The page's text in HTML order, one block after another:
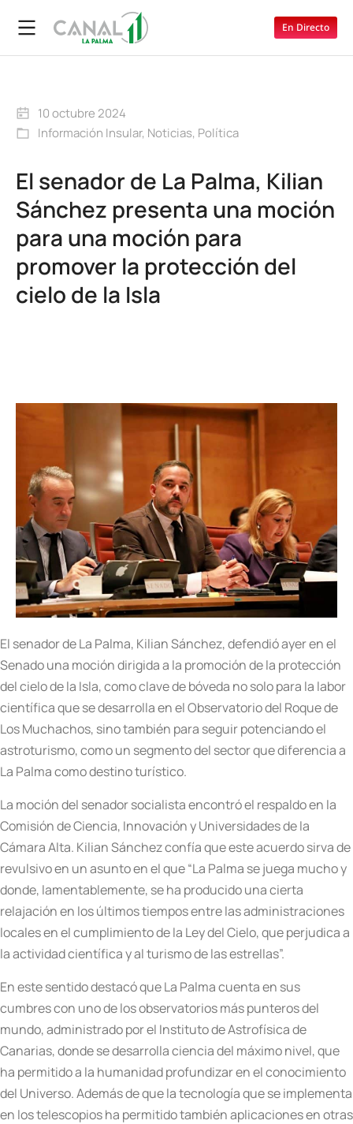
En Directo
10 octubre 2024
Información Insular, Noticias, Política
El senador de La Palma, Kilian
Sánchez presenta una moción
para una moción para
promover la protección del
cielo de la Isla
El senador de La Palma, Kilian Sánchez, defendió ayer en el
Senado una moción dirigida a la promoción de la protección
del cielo de la Isla, como clave de bóveda no solo para la labor
científica que se desarrolla en el Observatorio del Roque de
Los Muchachos, sino también para seguir potenciando el
astroturismo, como un segmento del sector que diferencia a
La Palma como destino turístico.
La moción del senador socialista encontró el respaldo en la
Comisión de Ciencia, Innovación y Universidades de la
Cámara Alta. Kilian Sánchez confía que este acuerdo sirva de
revulsivo en un asunto en el que “La Palma se juega mucho y
donde, lamentablemente, se ha producido una cierta
relajación en los últimos tiempos entre las administraciones
locales en el cumplimiento de la Ley del Cielo, que perjudica a
la actividad científica y al turismo de las estrellas”.
En este sentido destacó que La Palma cuenta en sus
cumbres con uno de los observatorios más punteros del
mundo, administrado por el Instituto de Astrofísica de
Canarias, donde se desarrolla ciencia del máximo nivel, que
ha permitido a la humanidad profundizar en el conocimiento
del Universo. Además de que la tecnología que se implementa
en los telescopios ha permitido también aplicaciones en otras